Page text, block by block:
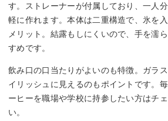
す。ストレーナーが付属しており、一人
軽に作れます。本体は二重構造で、氷を
メリット。結露もしにくいので、手を濡
すめです。
飲み口の口当たりがよいのも特徴。ガラ
イリッシュに見えるのもポイントです。
ーヒーを職場や学校に持参したい方はチ
い。